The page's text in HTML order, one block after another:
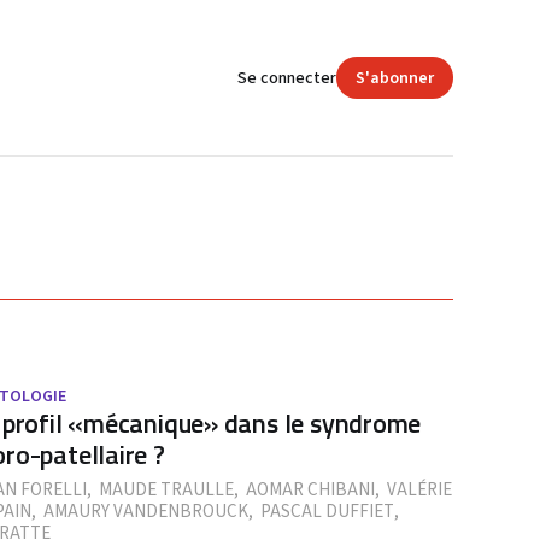
Se connecter S'abonner
«mécanique» dans le syndrome
patellaire ?
FORELLI, MAUDE TRAULLE, AOMAR CHIBANI, VALÉRIE
, AMAURY VANDENBROUCK, PASCAL DUFFIET,